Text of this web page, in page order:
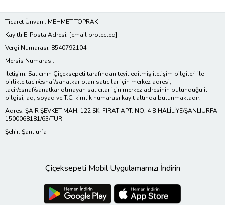
Ticaret Ünvanı: MEHMET TOPRAK
Kayıtlı E-Posta Adresi: [email protected]
Vergi Numarası: 8540792104
Mersis Numarası: -
İletişim: Satıcının Çiçeksepeti tarafından teyit edilmiş iletişim bilgileri ile
birlikte tacir/esnaf/sanatkar olan satıcılar için merkez adresi;
tacir/esnaf/sanatkar olmayan satıcılar için merkez adresinin bulunduğu il
bilgisi, ad, soyad ve T.C. kimlik numarası kayıt altında bulunmaktadır.
Adres: ŞAİR ŞEVKET MAH. 122 SK. FIRAT APT. NO: 4 B HALİLİYE/ŞANLIURFA
1500068181/63/TUR
Şehir: Şanlıurfa
Çiçeksepeti Mobil Uygulamamızı İndirin